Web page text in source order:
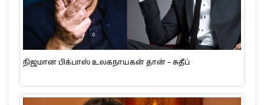
நிஜமான பிக்பாஸ் உலகநாயகன் தான் – சுதீப்